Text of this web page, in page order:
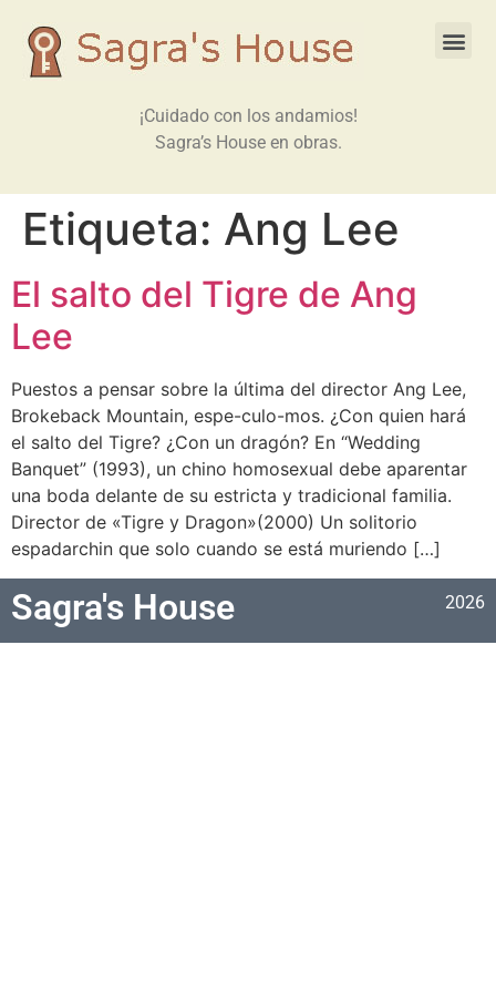
¡Cuidado con los andamios!
Sagra’s House en obras.
Etiqueta: Ang Lee
El salto del Tigre de Ang
Lee
Puestos a pensar sobre la última del director Ang Lee,
Brokeback Mountain, espe-culo-mos. ¿Con quien hará
el salto del Tigre? ¿Con un dragón? En “Wedding
Banquet” (1993), un chino homosexual debe aparentar
una boda delante de su estricta y tradicional familia.
Director de «Tigre y Dragon»(2000) Un solitorio
espadarchin que solo cuando se está muriendo […]
Sagra's House 2026